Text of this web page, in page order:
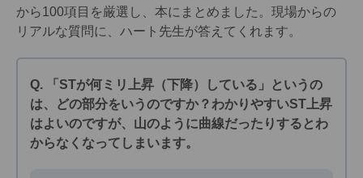
から100項目を厳選し、本にまとめました。現場からの
リアルな質問に、ハート先生が答えてくれます。
Q. 「STが何ミリ上昇（下降）している」というの
は、どの部分をいうのですか？わかりやすいST上昇
はよいのですが、山のように曲線だったりするとわ
からなくなってしまいます。